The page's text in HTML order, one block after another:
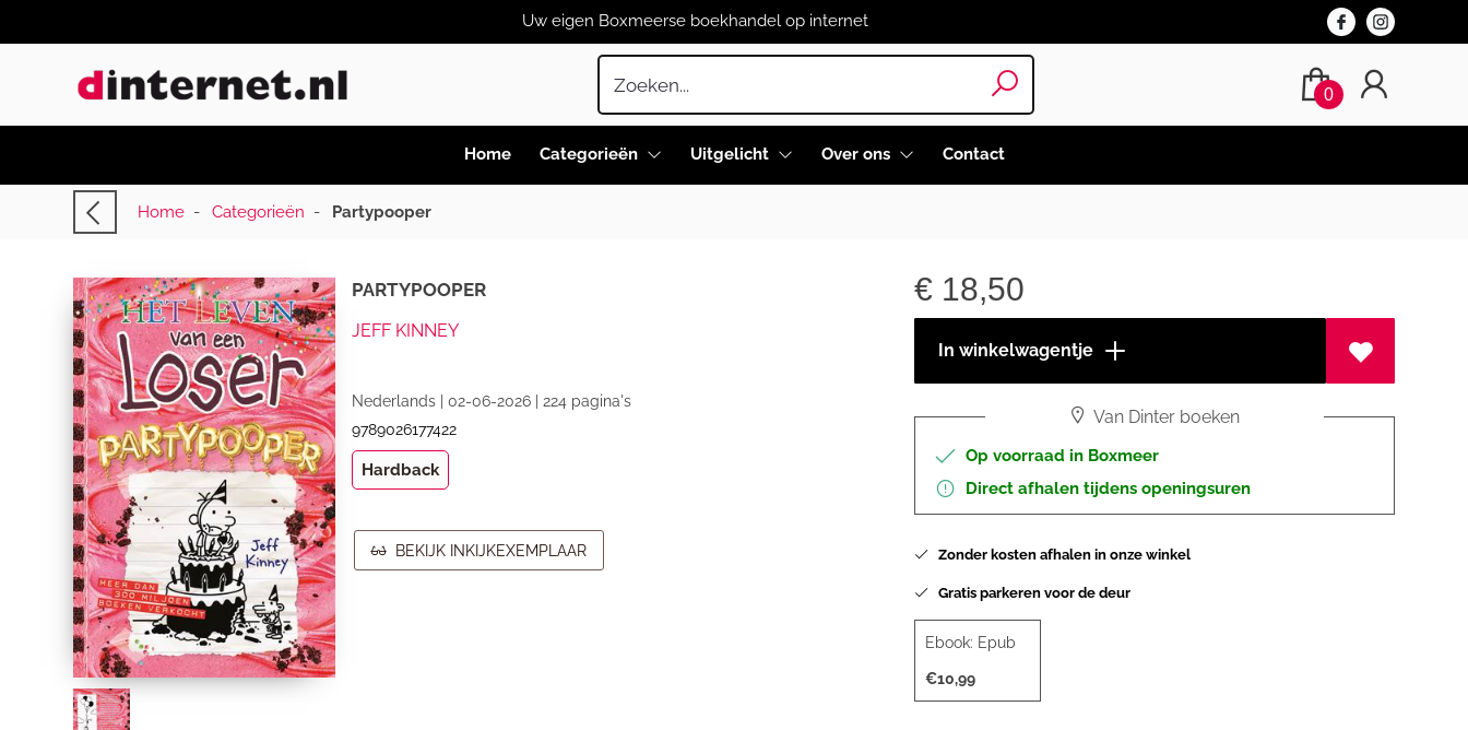
Uw eigen Boxmeerse boekhandel op internet
0
Home Categorieën Uitgelicht Over ons Contact
Home - Categorieën - Partypooper
PARTYPOOPER
JEFF KINNEY
Nederlands | 02-06-2026 | 224 pagina's
9789026177422
Hardback
BEKIJK INKIJKEXEMPLAAR
€ 18,50
In winkelwagentje
Van Dinter boeken
Op voorraad in Boxmeer
Direct afhalen tijdens openingsuren
Zonder kosten afhalen in onze winkel
Gratis parkeren voor de deur
Ebook: Epub
€10,99